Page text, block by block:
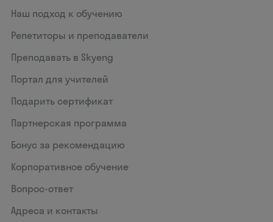
Наш подход к обучению
Репетиторы и преподаватели
Преподавать в Skyeng
Портал для учителей
Подарить сертификат
Партнерская программа
Бонус за рекомендацию
Корпоративное обучение
Вопрос-ответ
Адреса и контакты